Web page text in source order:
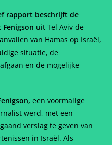
rapport beschrijft de
uit Tel Aviv de
van Hamas op Israël,
situatie, de
en de mogelijke
een voormalige
werd, met een
verslag te geven van
in Israël. Als